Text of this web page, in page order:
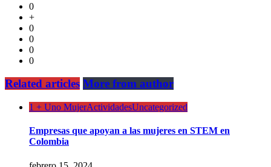
0
+
0
0
0
0
Related articles More from author
1 + Uno MujerActividadesUncategorized
Empresas que apoyan a las mujeres en STEM en
Colombia